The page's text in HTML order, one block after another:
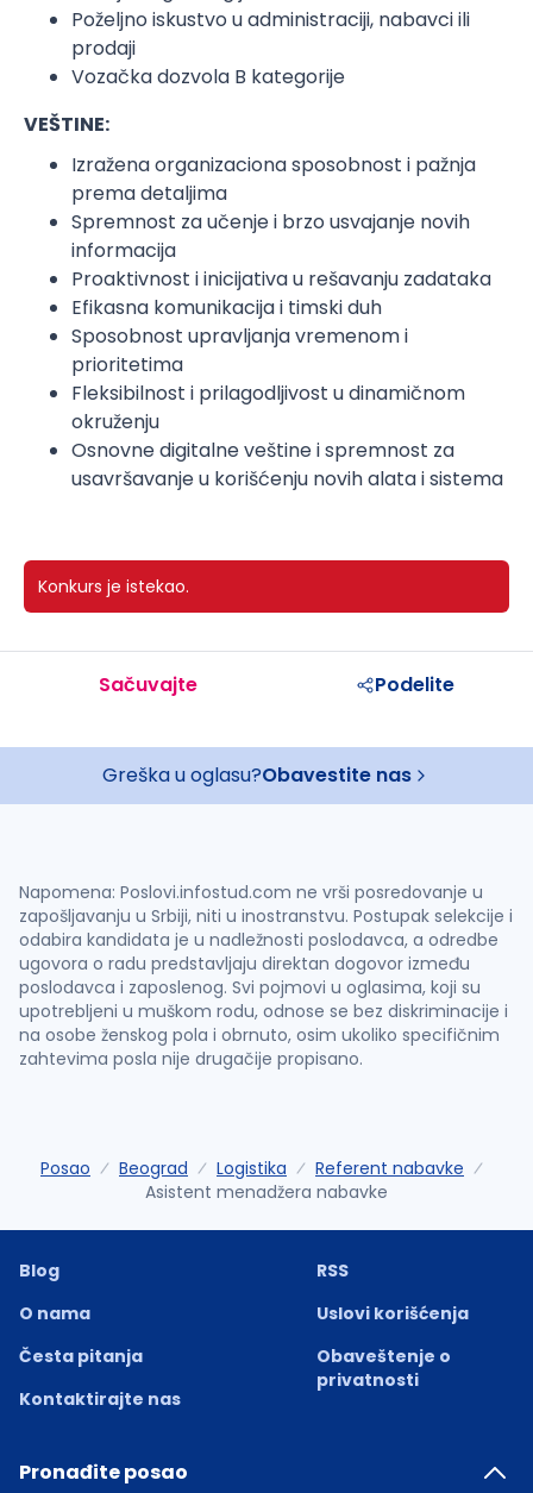
Poželjno iskustvo u administraciji, nabavci ili
prodaji
Vozačka dozvola B kategorije
VEŠTINE:
Izražena organizaciona sposobnost i pažnja
prema detaljima
Spremnost za učenje i brzo usvajanje novih
informacija
Proaktivnost i inicijativa u rešavanju zadataka
Efikasna komunikacija i timski duh
Sposobnost upravljanja vremenom i
prioritetima
Fleksibilnost i prilagodljivost u dinamičnom
okruženju
Osnovne digitalne veštine i spremnost za
usavršavanje u korišćenju novih alata i sistema
Konkurs je istekao.
Sačuvajte Podelite
Greška u oglasu?Obavestite nas
Napomena: Poslovi.infostud.com ne vrši posredovanje u
zapošljavanju u Srbiji, niti u inostranstvu. Postupak selekcije i
odabira kandidata je u nadležnosti poslodavca, a odredbe
ugovora o radu predstavljaju direktan dogovor između
poslodavca i zaposlenog. Svi pojmovi u oglasima, koji su
upotrebljeni u muškom rodu, odnose se bez diskriminacije i
na osobe ženskog pola i obrnuto, osim ukoliko specifičnim
zahtevima posla nije drugačije propisano.
Posao Beograd Logistika
Referent nabavke
Asistent menadžera nabavke
Blog
O nama
Česta pitanja
Kontaktirajte nas
RSS
Uslovi korišćenja
Obaveštenje o
privatnosti
Pronađite posao